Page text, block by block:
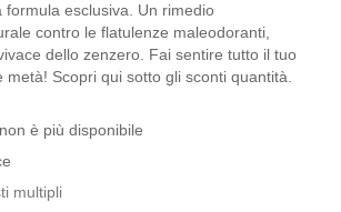
formula esclusiva. Un rimedio
contro le flatulenze maleodoranti,
dello zenzero. Fai sentire tutto il tuo
Scopri qui sotto gli sconti quantità.
è più disponibile
multipli